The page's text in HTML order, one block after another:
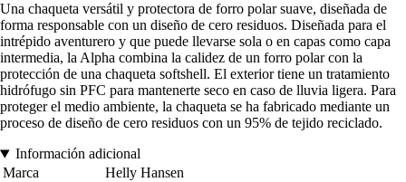
Una chaqueta versátil y protectora de forro polar suave, diseñada de
forma responsable con un diseño de cero residuos. Diseñada para el
intrépido aventurero y que puede llevarse sola o en capas como capa
intermedia, la Alpha combina la calidez de un forro polar con la
protección de una chaqueta softshell. El exterior tiene un tratamiento
hidrófugo sin PFC para mantenerte seco en caso de lluvia ligera. Para
proteger el medio ambiente, la chaqueta se ha fabricado mediante un
proceso de diseño de cero residuos con un 95% de tejido reciclado.
Información adicional
Marca
Helly Hansen